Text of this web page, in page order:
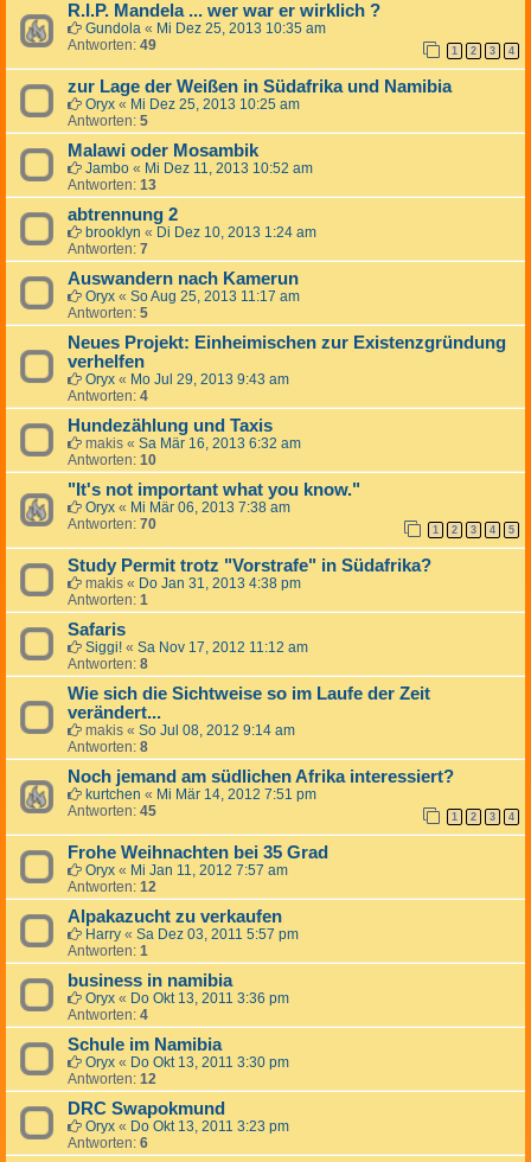
R.I.P. Mandela ... wer war er wirklich ?
Gundola « Mi Dez 25, 2013 10:35 am
Antworten: 49 1 2 3 4
zur Lage der Weißen in Südafrika und Namibia
Oryx « Mi Dez 25, 2013 10:25 am
Antworten: 5
Malawi oder Mosambik
Jambo « Mi Dez 11, 2013 10:52 am
Antworten: 13
abtrennung 2
brooklyn « Di Dez 10, 2013 1:24 am
Antworten: 7
Auswandern nach Kamerun
Oryx « So Aug 25, 2013 11:17 am
Antworten: 5
Neues Projekt: Einheimischen zur Existenzgründung
verhelfen
Oryx « Mo Jul 29, 2013 9:43 am
Antworten: 4
Hundezählung und Taxis
makis « Sa Mär 16, 2013 6:32 am
Antworten: 10
"It's not important what you know."
Oryx « Mi Mär 06, 2013 7:38 am
Antworten: 70 1 2 3 4 5
Study Permit trotz "Vorstrafe" in Südafrika?
makis « Do Jan 31, 2013 4:38 pm
Antworten: 1
Safaris
Siggi! « Sa Nov 17, 2012 11:12 am
Antworten: 8
Wie sich die Sichtweise so im Laufe der Zeit
verändert...
makis « So Jul 08, 2012 9:14 am
Antworten: 8
Noch jemand am südlichen Afrika interessiert?
kurtchen « Mi Mär 14, 2012 7:51 pm
Antworten: 45 1 2 3 4
Frohe Weihnachten bei 35 Grad
Oryx « Mi Jan 11, 2012 7:57 am
Antworten: 12
Alpakazucht zu verkaufen
Harry « Sa Dez 03, 2011 5:57 pm
Antworten: 1
business in namibia
Oryx « Do Okt 13, 2011 3:36 pm
Antworten: 4
Schule im Namibia
Oryx « Do Okt 13, 2011 3:30 pm
Antworten: 12
DRC Swapokmund
Oryx « Do Okt 13, 2011 3:23 pm
Antworten: 6